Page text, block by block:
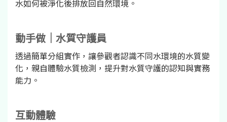
水如何被淨化後排放回自然環境。
動手做｜水質守護員
透過簡單分組實作，讓參觀者認識不同水環境的水質變
化，親自體驗水質檢測，提升對水質守護的認知與實務
能力。
互動體驗